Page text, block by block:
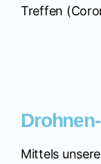
Treffen
Mittels